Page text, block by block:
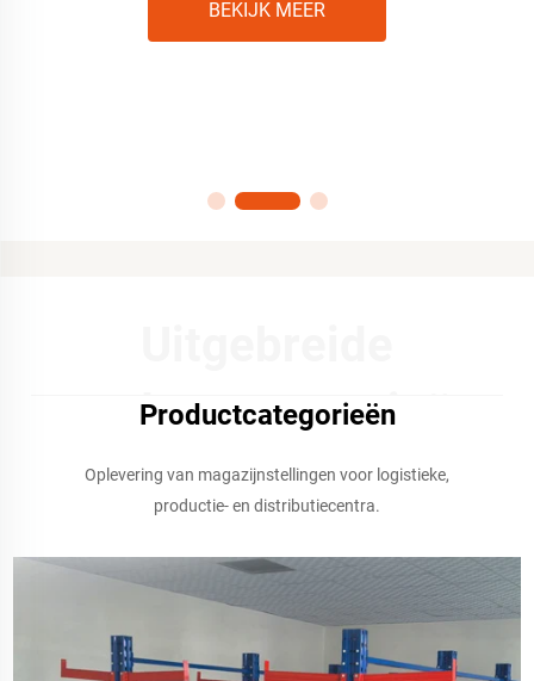
BEKIJK MEER
productcategorieën
Productcategorieën
Oplevering van magazijnstellingen voor logistieke,
productie- en distributiecentra.